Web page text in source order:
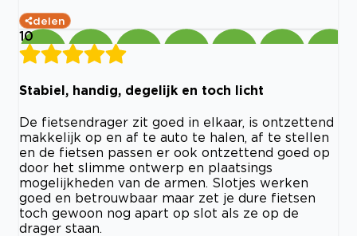
delen
10
Stabiel, handig, degelijk en toch licht
De fietsendrager zit goed in elkaar, is ontzettend
makkelijk op en af te auto te halen, af te stellen
en de fietsen passen er ook ontzettend goed op
door het slimme ontwerp en plaatsings
mogelijkheden van de armen. Slotjes werken
goed en betrouwbaar maar zet je dure fietsen
toch gewoon nog apart op slot als ze op de
drager staan.